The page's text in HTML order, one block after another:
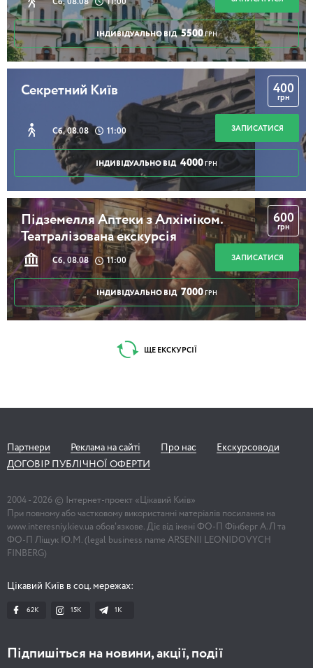
Сб, 08.08 11:00
ІНДИВІДУАЛЬНО ВІД 5500 ГРН
Секретний Київ
Сб, 08.08 11:00
400
грн
ЗАПИСАТИСЯ
ІНДИВІДУАЛЬНО ВІД 4000 ГРН
Підземелля Аптеки з Алхіміком.
Театралізована екскурсія
Сб, 08.08 11:00
600
грн
ЗАПИСАТИСЯ
ІНДИВІДУАЛЬНО ВІД 7000 ГРН
ЩЕ ЕКСКУРСІЇ
Партнери Реклама на сайті Про нас
Екскурсоводи
ДОГОВІР ПУБЛІЧНОЇ ОФЕРТИ
2004 - 2026 © Інтернет-проект «Цікавий Київ»
При повному або частковому використанні матеріалів посилання на
www.interesniy.kiev.ua обов'язкове. Діє від імені ФО-П Фінберг А.Л та
ФО-П Ліщук Ю.М. (legal business name ARSENII LEONIDOVYCH
FINBERG)
Цікавий Київ в соц. мережах:
62K 15K 1К
Підпишіться на новини, акції, події